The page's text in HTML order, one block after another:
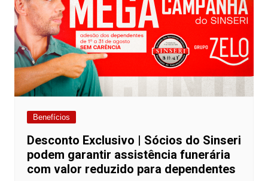
Benefícios
Desconto Exclusivo | Sócios do Sinseri
podem garantir assistência funerária
com valor reduzido para dependentes